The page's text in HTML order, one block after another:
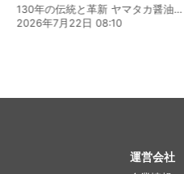
130年の伝統と革新 ヤマタカ醤油ファンド
2026年7月22日 08:10
運営会社